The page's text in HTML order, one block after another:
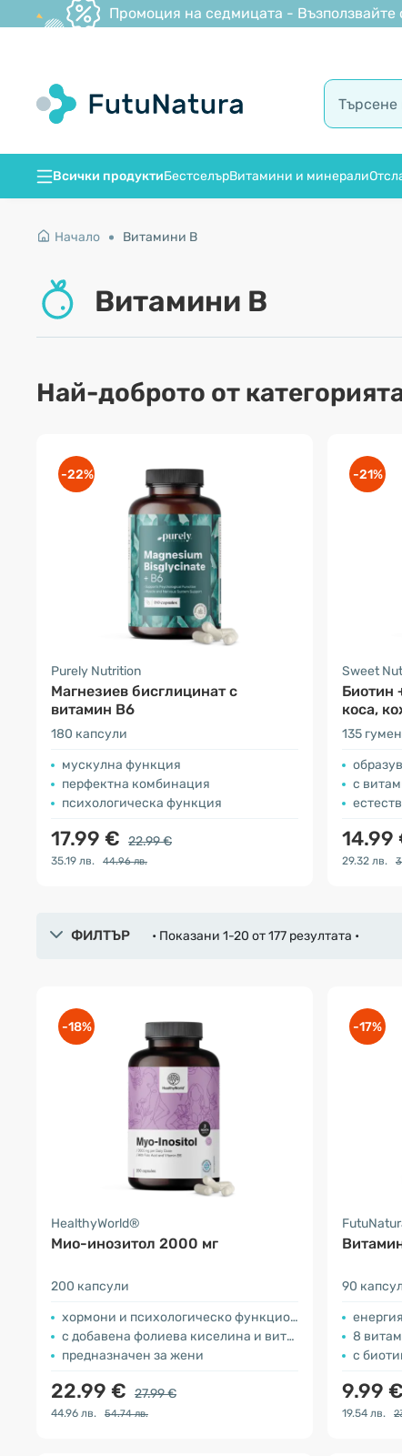
Промоция на седмицата - Възползвайте
Всички продуктиБестселърВитамини и минерали
Начало Витамини B
Витамини B
Най-доброто от
-22%
Purely Nutrition
Магнезиев бисглицинат с
витамин В6
180 капсули
мускулна функция
перфектна комбинация
психологическа функция
17.99 € 22.99 €
35.19 лв. 44.96 лв.
-21%
Sweet
Биотин
коса,
135
с
14.99
29.32 лв.
ФИЛТЪР • Показани 1-20 от 177 резултата •
-18%
HealthyWorld®
Мио-инозитол 2000 мг
200 капсули
хормони и психологическо функциониране
с добавена фолиева киселина и витамин В6
предназначен за жени
22.99 € 27.99 €
44.96 лв. 54.74 лв.
-17%
90
8
с
9.99 €
19.54 лв.